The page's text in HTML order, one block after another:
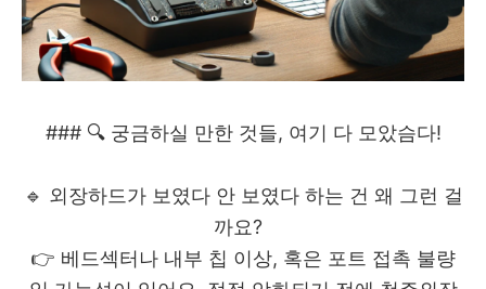
### 🔍 궁금하실 만한 것들, 여기 다 모았슴다!
🔹 외장하드가 보였다 안 보였다 하는 건 왜 그런 걸
까요?
👉 베드섹터나 내부 칩 이상, 혹은 포트 접촉 불량